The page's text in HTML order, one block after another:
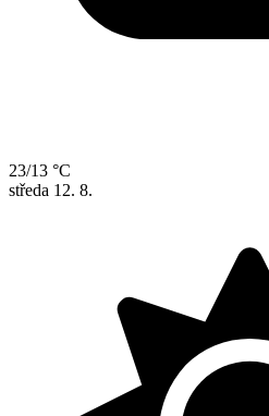
23/13 °C
středa 12. 8.